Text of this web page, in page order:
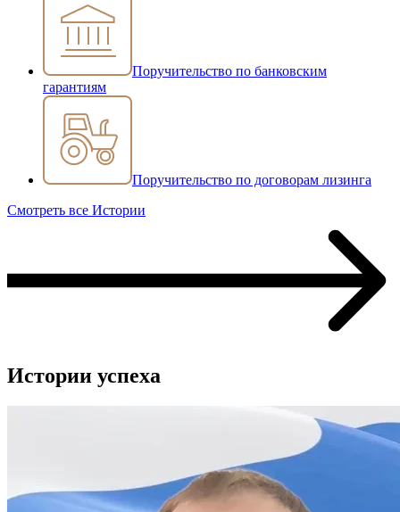
Поручительство по банковским
гарантиям
Поручительство по договорам лизинга
Смотреть все Истории
Истории успеха